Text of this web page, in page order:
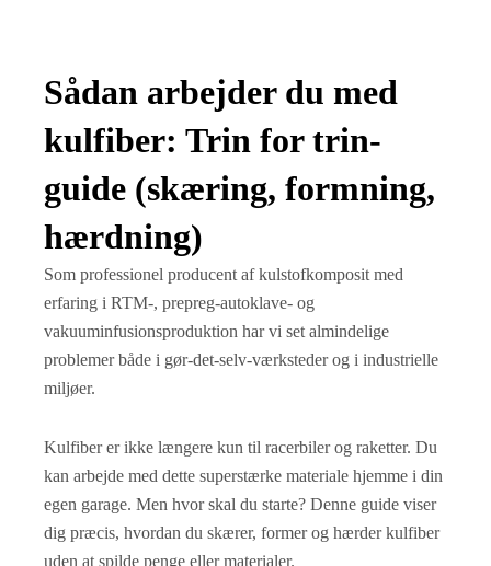
Sådan arbejder du med
kulfiber: Trin for trin-
guide (skæring, formning,
hærdning)
Som professionel producent af kulstofkomposit med
erfaring i RTM-, prepreg-autoklave- og
vakuuminfusionsproduktion har vi set almindelige
problemer både i gør-det-selv-værksteder og i industrielle
miljøer.
Kulfiber er ikke længere kun til racerbiler og raketter. Du
kan arbejde med dette superstærke materiale hjemme i din
egen garage. Men hvor skal du starte? Denne guide viser
dig præcis, hvordan du skærer, former og hærder kulfiber
uden at spilde penge eller materialer.